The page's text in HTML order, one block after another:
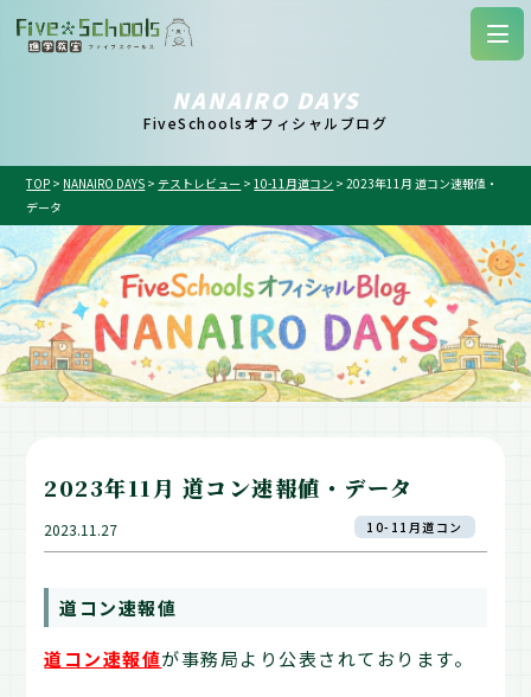
NANAIRO DAYS
FiveSchoolsオフィシャルブログ
TOP > NANAIRO DAYS > テストレビュー >10-11月道コン >2023年11月 道コン速報値・
データ
2023年11月 道コン速報値・データ
2023.11.27 10-11月道コン
道コン速報値
道コン速報値が事務局より公表されております。